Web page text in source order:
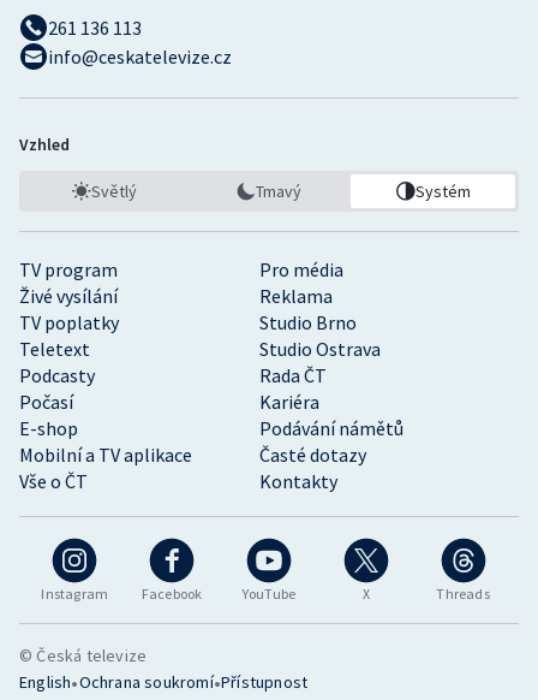
Instagram Facebook YouTube X Threads
TV program
Pro média
Živé vysílání
Reklama
TV poplatky
Studio Brno
Teletext
Studio Ostrava
Podcasty
Rada ČT
Počasí
Kariéra
E-shop
Podávání námětů
Mobilní a TV aplikace
Časté dotazy
Vše o ČT
Kontakty
261 136 113
info@ceskatelevize.cz
Vzhled
Světlý Tmavý Systém
© Česká televize
English•Ochrana soukromí•Přístupnost